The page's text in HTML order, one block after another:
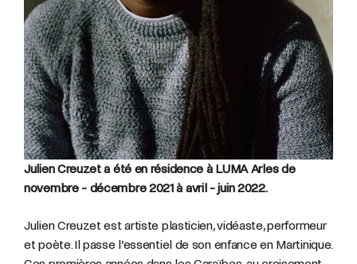
Julien Creuzet a été en résidence à LUMA Arles de
novembre - décembre 2021 à avril - juin 2022.
Julien Creuzet est artiste plasticien, vidéaste, performeur
et poète. Il passe l’essentiel de son enfance en Martinique.